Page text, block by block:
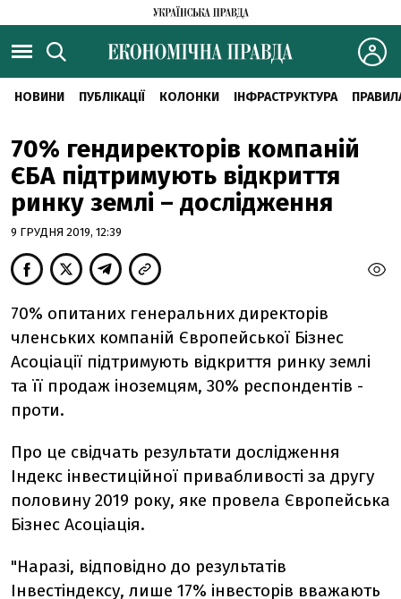
НОВИНИ ПУБЛІКАЦІЇ КОЛОНКИ ІНФРАСТРУКТУРА
70% гендиректорів компаній
ЄБА підтримують відкриття
ринку землі – дослідження
9 ГРУДНЯ 2019, 12:39
70% опитаних генеральних директорів
членських компаній Європейської Бізнес
Асоціації підтримують відкриття ринку землі
та її продаж іноземцям, 30% респондентів -
проти.
Про це свідчать результати дослідження
Індекс інвестиційної привабливості за другу
половину 2019 року, яке провела Європейська
Бізнес Асоціація.
"Наразі, відповідно до результатів
Інвестіндексу, лише 17% інвесторів вважають